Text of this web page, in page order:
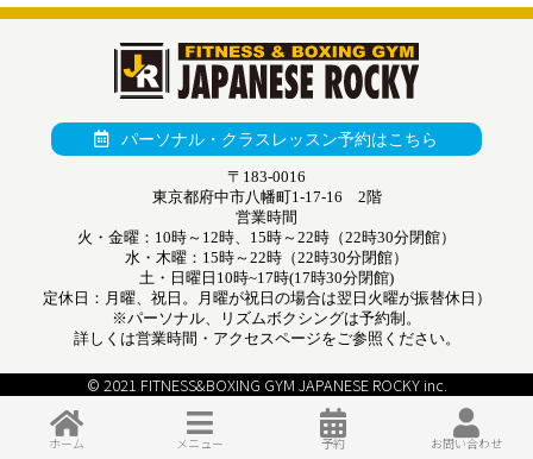
ホーム メニュー 予約 お問い合わせ
パーソナル・クラスレッスン予約はこちら
〒183-0016
東京都府中市八幡町1-17-16 2階
営業時間
火・金曜：10時～12時、15時～22時（22時30分閉館）
水・木曜：15時～22時（22時30分閉館）
土・日曜日10時~17時(17時30分閉館)
定休日：月曜、祝日。月曜が祝日の場合は翌日火曜が振替休日）
※パーソナル、リズムボクシングは予約制。
詳しくは営業時間・アクセスページをご参照ください。
© 2021 FITNESS&BOXING GYM JAPANESE ROCKY inc.